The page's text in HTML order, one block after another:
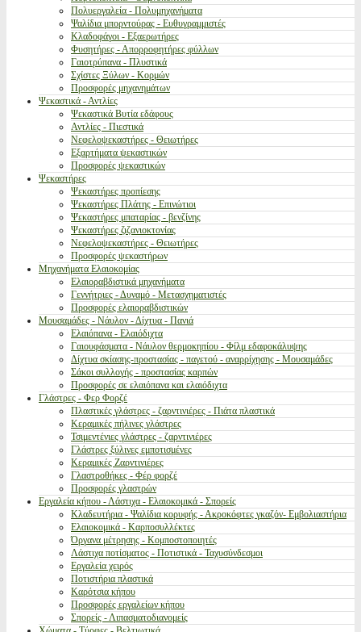
Πολυεργαλεία - Πολυμηχανήματα
Ψαλίδια μπορντούρας - Ευθυγραμμιστές
Κλαδοφάγοι - Εξαερωτήρες
Φυσητήρες - Απορροφητήρες φύλλων
Γαιοτρύπανα - Πλυστικά
Σχίστες Ξύλων - Κορμών
Προσφορές μηχανημάτων
Ψεκαστικά - Αντλίες
Ψεκαστικά Βυτία εδάφους
Αντλίες - Πιεστικά
Νεφελοψεκαστήρες - Θειωτήρες
Εξαρτήματα ψεκαστικών
Προσφορές ψεκαστικών
Ψεκαστήρες
Ψεκαστήρες προπίεσης
Ψεκαστήρες Πλάτης - Επινώτιοι
Ψεκαστήρες μπαταρίας - βενζίνης
Ψεκαστήρες ζιζανιοκτονίας
Νεφελοψεκαστήρες - Θειωτήρες
Προσφορές ψεκαστήρων
Μηχανήματα Ελαιοκομίας
Ελαιοραβδιστικά μηχανήματα
Γεννήτριες - Δυναμό - Μετασχηματιστές
Προσφορές ελαιοραβδιστικών
Μουσαμάδες - Νάυλον - Δίχτυα - Πανιά
Ελαιόπανα - Ελαιόδιχτα
Γαιουφάσματα - Νάυλον θερμοκηπίου - Φίλμ εδαφοκάλυψης
Δίχτυα σκίασης-προστασίας - παγετού - αναρρίχησης - Μουσαμάδες
Σάκοι συλλογής - προστασίας καρπών
Προσφορές σε ελαιόπανα και ελαιόδιχτα
Γλάστρες - Φερ Φορζέ
Πλαστικές γλάστρες - ζαρντινιέρες - Πιάτα πλαστικά
Κεραμικές πήλινες γλάστρες
Τσιμεντένιες γλάστρες - ζαρντινιέρες
Γλάστρες ξύλινες εμποτισμένες
Κεραμικές Ζαρντινιέρες
Γλαστροθήκες - Φέρ φορζέ
Προσφορές γλαστρών
Εργαλεία κήπου - Λάστιχα - Ελαιοκομικά - Σπορείς
Κλαδευτήρια - Ψαλίδια κορυφής - Ακροκόφτες γκαζόν- Εμβολιαστήρια
Ελαιοκομικά - Καρποσυλλέκτες
Όργανα μέτρησης - Κομποστοποιητές
Λάστιχα ποτίσματος - Ποτιστικά - Ταχυσύνδεσμοι
Εργαλεία χειρός
Ποτιστήρια πλαστικά
Καρότσια κήπου
Προσφορές εργαλείων κήπου
Σπορείς - Λιπασματοδιανομείς